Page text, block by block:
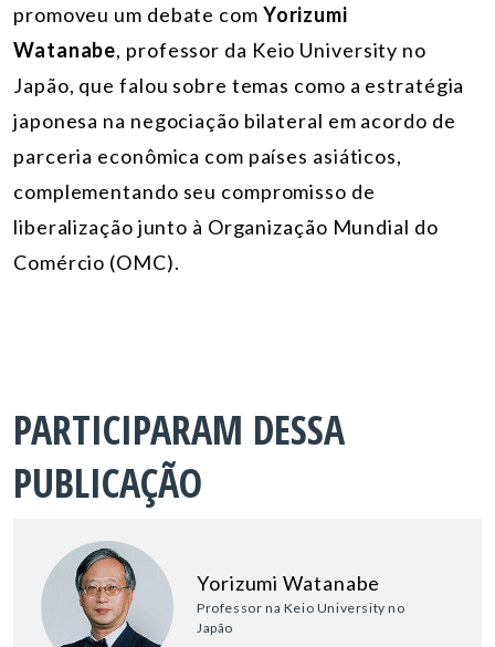
promoveu um debate com Yorizumi
Watanabe, professor da Keio University no
Japão, que falou sobre temas como a estratégia
japonesa na negociação bilateral em acordo de
parceria econômica com países asiáticos,
complementando seu compromisso de
liberalização junto à Organização Mundial do
Comércio (OMC).
PARTICIPARAM DESSA
PUBLICAÇÃO
Yorizumi Watanabe
Professor na Keio University no
Japão